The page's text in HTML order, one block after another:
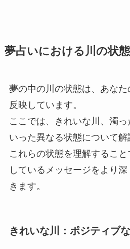
夢占いにおける川の状
夢の中の川の状態は、あな
反映しています。
ここでは、きれいな川、濁
いった異なる状態について解
これらの状態を理解するこ
しているメッセージをより
きます。
きれいな川：ポジティブ